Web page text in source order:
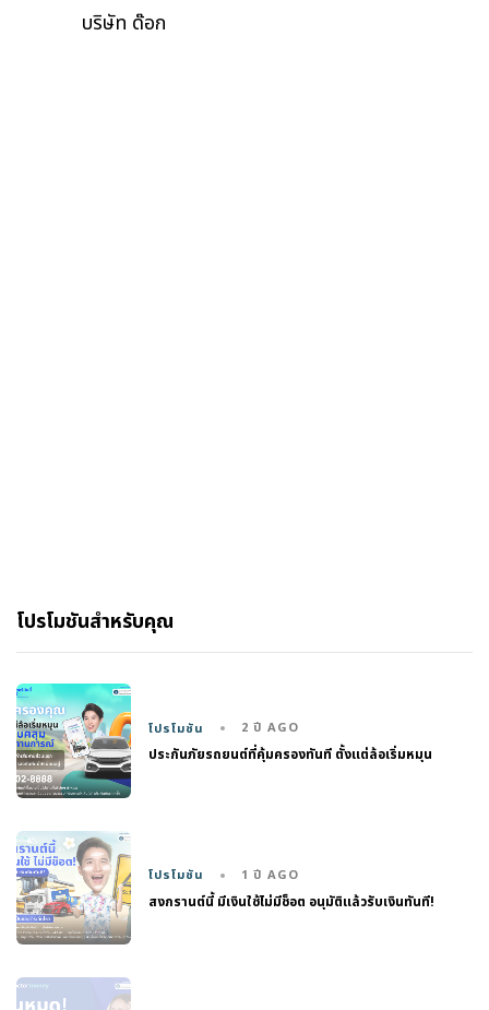
บริษัท ด๊อก
โปรโมชันสำหรับคุณ
โปรโมชัน 2 ปี AGO
ประกันภัยรถยนต์ที่คุ้มครองทันที ตั้งแต่ล้อเริ่มหมุน
โปรโมชัน 1 ปี AGO
สงกรานต์นี้ มีเงินใช้ไม่มีช็อต อนุมัติแล้วรับเงินทันที!